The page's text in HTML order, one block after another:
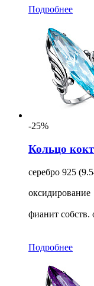
Подробнее
-25%
Кольцо
серебро 925
оксидирование
фианит собств.
Подробнее